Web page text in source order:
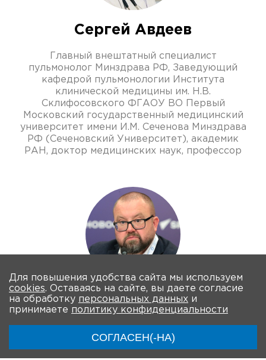
Сергей Авдеев
Главный внештатный специалист
пульмонолог Минздрава РФ, Заведующий
кафедрой пульмонологии Института
клинической медицины им. Н.В.
Склифосовского ФГАОУ ВО Первый
Московский государственный медицинский
университет имени И.М. Сеченова Минздрава
РФ (Сеченовский Университет), академик
РАН, доктор медицинских наук, профессор
Олег Альмендеев
Директор проектов Всероссийского союза
пациентов
Для повышения удобства сайта мы используем
cookies. Оставаясь на сайте, вы даете согласие
на обработку персональных данных и
принимаете политику конфиденциальности
СОГЛАСЕН(-НА)